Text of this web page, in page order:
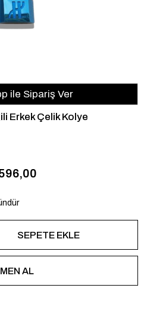
ile Sipariş Ver
Erkek Çelik Kolye